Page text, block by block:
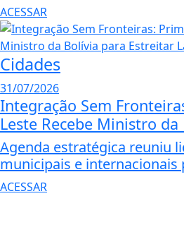
ACESSAR
Cidades
31/07/2026
Integração Sem
Leste Recebe Ministro
Agenda estratégica reuniu
municipais e internacionais
ACESSAR